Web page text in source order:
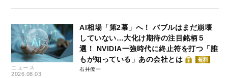
ニュース
2026.08.03
AI相場「第2幕」へ！ バブルはまだ崩壊
していない…大化け期待の注目銘柄５
選！ NVIDIA一強時代に終止符を打つ「誰
もが知っている」あの会社とは
有料
石井僚一